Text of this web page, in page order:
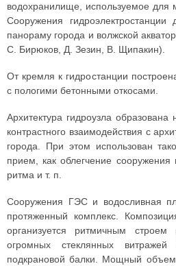
водохранилище, используемое для
Сооружения
панораму города и волжской
С. Бирюков, Д. Зезин, В. Щипакин).
От кремля к гидростанции
с пологими бетонными откосами.
Архитектура гидроузла образована
контрастного взаимодействия с
города. При этом использован
прием, как облегчение сооружения
ритма и т. п.
Сооружения ГЭС и водосливная
протяженный комплекс.
организуется ритмичным
огромных стеклянных
подкрановой балки. Мощный